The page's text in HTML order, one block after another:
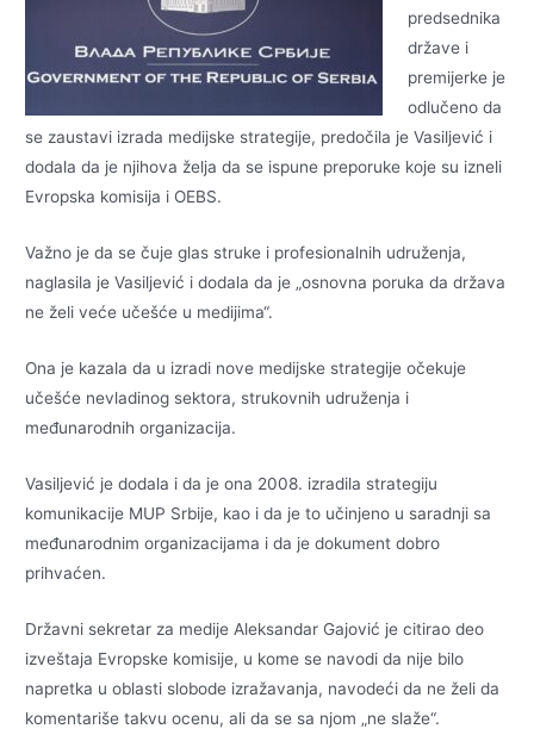
predsednika
države i
premijerke je
odlučeno da
se zaustavi izrada medijske strategije, predočila je Vasiljević i
dodala da je njihova želja da se ispune preporuke koje su izneli
Evropska komisija i OEBS.
Važno je da se čuje glas struke i profesionalnih udruženja,
naglasila je Vasiljević i dodala da je „osnovna poruka da država
ne želi veće učešće u medijima“.
Ona je kazala da u izradi nove medijske strategije očekuje
učešće nevladinog sektora, strukovnih udruženja i
međunarodnih organizacija.
Vasiljević je dodala i da je ona 2008. izradila strategiju
komunikacije MUP Srbije, kao i da je to učinjeno u saradnji sa
međunarodnim organizacijama i da je dokument dobro
prihvaćen.
Državni sekretar za medije Aleksandar Gajović je citirao deo
izveštaja Evropske komisije, u kome se navodi da nije bilo
napretka u oblasti slobode izražavanja, navodeći da ne želi da
komentariše takvu ocenu, ali da se sa njom „ne slaže“.